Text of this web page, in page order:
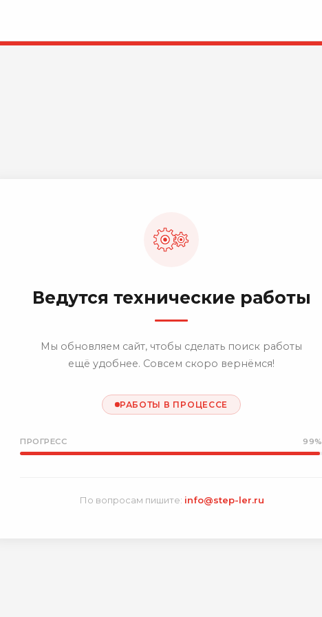
Ведутся технические работы
Мы обновляем сайт, чтобы сделать поиск работы
ещё удобнее. Совсем скоро вернёмся!
РАБОТЫ В ПРОЦЕССЕ
ПРОГРЕСС 99%
По вопросам пишите: info@step-ler.ru